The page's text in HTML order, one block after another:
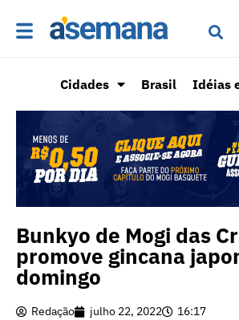
Cidades Brasil Idéias
Bunkyo de Mogi das
promove gincana
domingo
Redação julho 22, 2022 16:17